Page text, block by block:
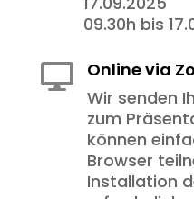
09.30h bis

Online via
Wir senden
zum
können
Browser
Installation